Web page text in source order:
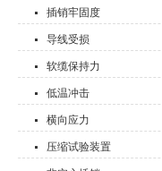
插销牢固度
导线受损
软缆保持力
低温冲击
横向应力
压缩试验装置